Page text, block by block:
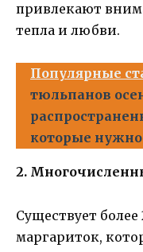
привлекают
тепла и любви.
Популярные
тюльпанов
которые
2.
Существует
маргариток,